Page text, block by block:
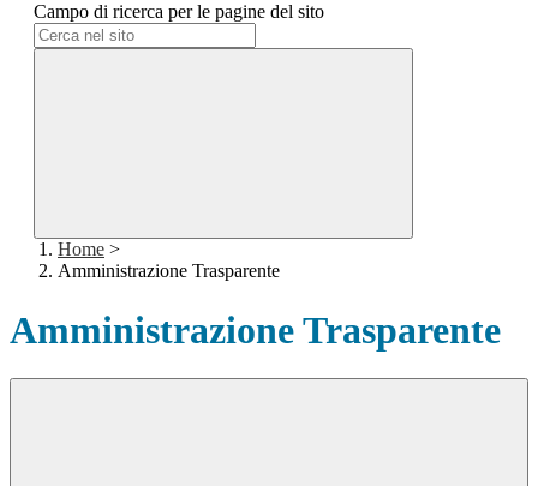
Campo di ricerca per le pagine del sito
Home >
Amministrazione Trasparente
Amministrazione Trasparente